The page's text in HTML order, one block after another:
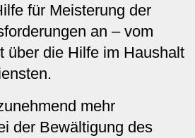
für Meisterung der
an – vom
über die Hilfe im Haushalt
mehr
der Bewältigung des